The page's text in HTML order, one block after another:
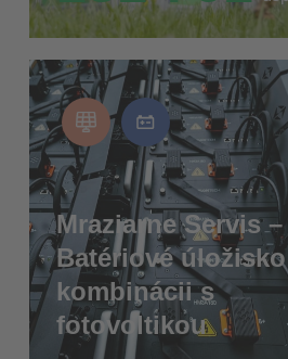
Mraziarne Servis –
Batériové
kombinácii s
fotovoltikou